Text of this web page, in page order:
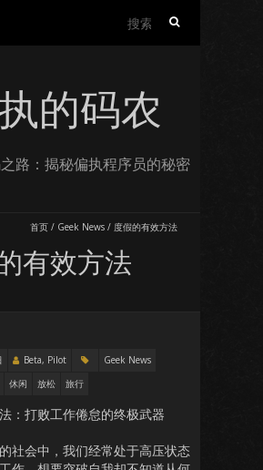
的码农
路：揭秘偏执程序员的秘密
首页 / Geek News / 度假的有效方法
有效方法
Beta, Pilot
Geek News
休闲 放松 旅行
：打败工作倦怠的终极武器
社会中，我们经常处于高压状态